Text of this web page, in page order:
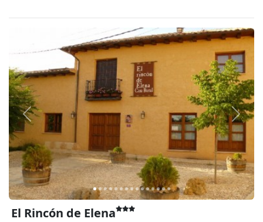
Anterior
El Rincón de Elena